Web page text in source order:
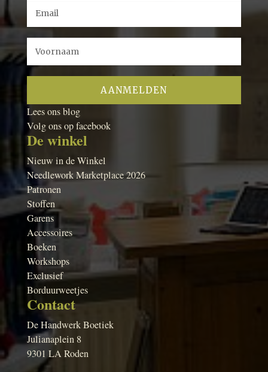
Lees ons blog
Volg ons op facebook
De winkel
Nieuw in de Winkel
Needlework Marketplace 2026
Patronen
Stoffen
Garens
Accessoires
Boeken
Workshops
Exclusief
Borduurweetjes
Contact
De Handwerk Boetiek
Julianaplein 8
9301 LA Roden